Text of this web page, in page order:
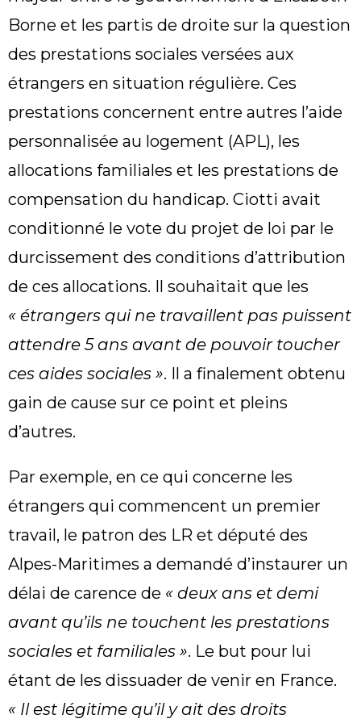
Borne et les partis de droite sur la question
des prestations sociales versées aux
étrangers en situation régulière. Ces
prestations concernent entre autres l’aide
personnalisée au logement (APL), les
allocations familiales et les prestations de
compensation du handicap. Ciotti avait
conditionné le vote du projet de loi par le
durcissement des conditions d’attribution
de ces allocations. Il souhaitait que les
« étrangers qui ne travaillent pas puissent
attendre 5 ans avant de pouvoir toucher
ces aides sociales ». Il a finalement obtenu
gain de cause sur ce point et pleins
d’autres.
Par exemple, en ce qui concerne les
étrangers qui commencent un premier
travail, le patron des LR et député des
Alpes-Maritimes a demandé d’instaurer un
délai de carence de « deux ans et demi
avant qu’ils ne touchent les prestations
sociales et familiales ». Le but pour lui
étant de les dissuader de venir en France.
« Il est légitime qu’il y ait des droits